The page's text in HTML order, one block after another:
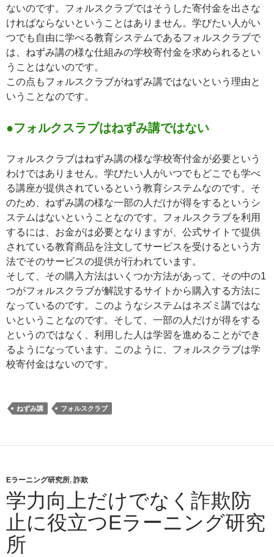
ないのです。フォルスクラブではそうした寄付金を出さな
ければならないということはありません。学びたい人がい
つでも自由に学べる教育システムであるフォルスクラブで
は、ねずみ講の様な仕組みの学校寄付金を求められるとい
うことはないのです。
この点もフォルスクラブがねずみ講ではないという理由と
いうことなのです。
●フォルクスラブはねずみ講ではない
フォルスクラブはねずみ講の様な学校寄付金が必要という
わけではありません。学びたい人がいつでもどこでも学べ
る講座が提供されているという教育システムなのです。そ
のため、ねずみ講の様な一部の人だけが得をするというシ
ステムはないということなのです。フォルスクラブを利用
するには、お金がは必要となりますが、公式サイトで提供
されている教育商品を注文してサービスを受けるという方
法でそのサービスの提供が行われています。
そして、その購入方法はいくつか方法があって、その中の1
つがフォルスクラブが解説するサイトから購入する方法に
なっているのです。このようなシステムはネズミ講ではな
いということなのです。そして、一部の人だけが得をする
というのではなく、利用した人は学習を進めることができ
るようになっています。このように、フォルスクラブは学
校寄付金はないのです。
ねずみ講 フォルスクラブ
Eラーニング研究所, 詐欺
学力向上だけでなく詐欺防
止に役立つEラーニング研究
所